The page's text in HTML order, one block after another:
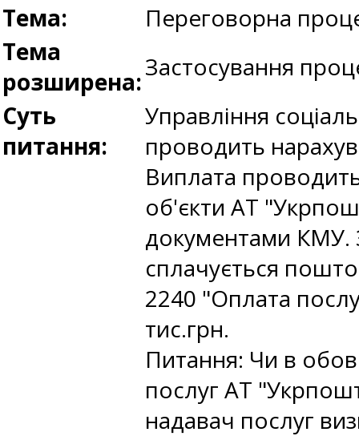
Тема:
Переговорна
Тема
розширена:Застосування
Суть
питання:
Управління
проводить
Виплата
об'єкти АТ
документами КМУ.
сплачується
2240 "Оплата
тис.грн.
Питання: Чи в
послуг АТ
надавач послуг